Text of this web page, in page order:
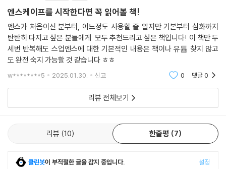
에 있어요. 책에서 소개하는 갖가지 스킬을 렌더링에 적용해 훨씬 더 설득
력 있게 발표해 보세요!
‘챗GPT’를 모델링에 활용해 보세요!
이미지를 업그레이드할 수 있는 크레아 AI까지!
‘스케치업에서 챗GPT를 쓴다고?’, ‘렌더링 이미지를 프롬프트로 업그레
이드할 수 있다고?’ 궁금하다면 부록을 열어 보세요. 스케치업에서 루비 콘
솔을 통해 챗GPT를 사용하고, 스케치업의 반복 작업을 단숨에 끝내는 방
개체마다 매핑하기 등 무의미한 반복 작업 시간을 크게 줄일 수 있습니다!
또한 애셋 이미지를 마음대로 수정할 수 있는 크레아 AI 활용법을 이 책에
업스케일링 기능을 통해 이미지의 해상도까지 높일 수 있습니다.
엔스케이프를 시작한다면 꼭 읽어볼 책!
엔스가 처음이신 분부터, 어느정도 사용할 줄 알지만 기본부터 심화까지
탄탄히 다지고 싶은 분들에게 모두 추천드리고 싶은 책입니다! 이 책만 두
세번 반복해도 스업엔스에 대한 기본적인 내용은 책이나 유튭 찾지 않고
도 완전 숙지 가능할 것 같습니다 ㅎㅎ
w********5 2025.01.30. 신고 0 댓글0
리뷰 전체보기
리뷰 10 한줄평 7
클린봇이 부적절한 글을 감지 중입니다. 설정